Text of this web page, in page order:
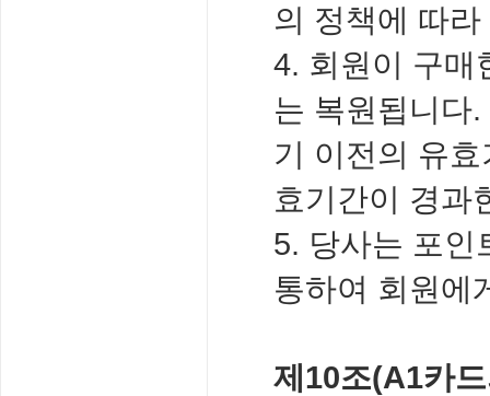
의 정책에 따
4. 회원이 구매
는 복원됩니다
기 이전의 유
효기간이 경과
5. 당사는 포인
통하여 회원에
제10조(A1카